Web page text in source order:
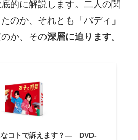
的に解説します。二人の関
のか、それとも「バディ」
か、その深層に迫ります。
コトで訴えます？― DVD-